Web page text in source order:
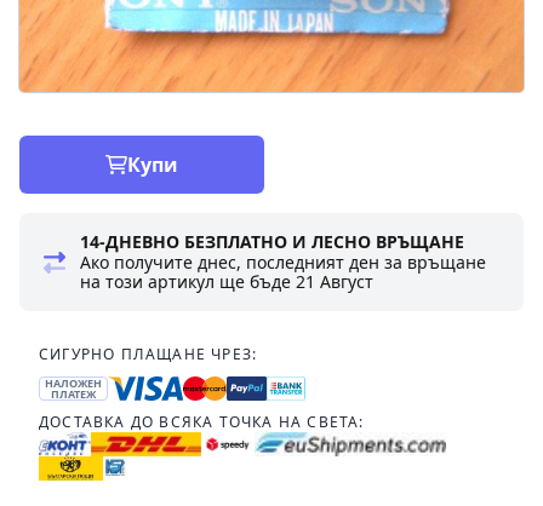
Купи
14-ДНЕВНО БЕЗПЛАТНО И ЛЕСНО ВРЪЩАНЕ
Ако получите днес, последният ден за връщане
на този артикул ще бъде21 Август
СИГУРНО ПЛАЩАНЕ ЧРЕЗ:
НАЛОЖЕН
ПЛАТЕЖ
ДОСТАВКА ДО ВСЯКА ТОЧКА НА СВЕТА: